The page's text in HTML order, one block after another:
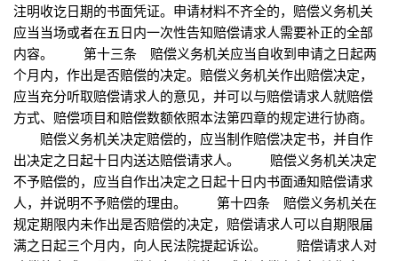
注明收讫日期的书面凭证。申请材料不齐全的，赔偿义务机关
应当当场或者在五日内一次性告知赔偿请求人需要补正的全部
内容。 第十三条 赔偿义务机关应当自收到申请之日起两
个月内，作出是否赔偿的决定。赔偿义务机关作出赔偿决定，
应当充分听取赔偿请求人的意见，并可以与赔偿请求人就赔偿
方式、赔偿项目和赔偿数额依照本法第四章的规定进行协商。
赔偿义务机关决定赔偿的，应当制作赔偿决定书，并自作
出决定之日起十日内送达赔偿请求人。 赔偿义务机关决定
不予赔偿的，应当自作出决定之日起十日内书面通知赔偿请求
人，并说明不予赔偿的理由。 第十四条 赔偿义务机关在
规定期限内未作出是否赔偿的决定，赔偿请求人可以自期限届
满之日起三个月内，向人民法院提起诉讼。 赔偿请求人对